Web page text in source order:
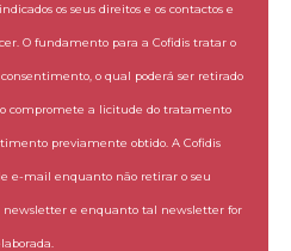
os seus direitos e os contactos e
O fundamento para a Cofidis tratar o
o qual poderá ser retirado
compromete a licitude do tratamento
previamente obtido. A Cofidis
e-mail enquanto não retirar o seu
newsletter e enquanto tal newsletter for